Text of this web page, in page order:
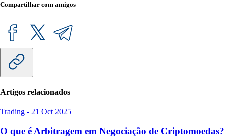
Compartilhar com amigos
Artigos relacionados
Trading - 21 Oct 2025
O que é Arbitragem em Negociação de Criptomoedas?